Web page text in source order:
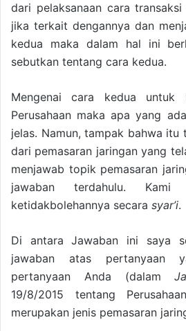
dari pelaksanaan cara
jika terkait dengannya dan
kedua maka dalam hal ini
sebutkan tentang cara kedua.
Mengenai cara kedua untuk
Perusahaan maka apa yang
jelas. Namun, tampak bahwa
dari pemasaran jaringan yang
menjawab topik pemasaran
jawaban terdahulu. Kami
ketidakbolehannya secara syar’i.
Di antara Jawaban ini saya
jawaban atas pertanyaan
pertanyaan Anda (dalam
19/8/2015 tentang
merupakan jenis pemasaran